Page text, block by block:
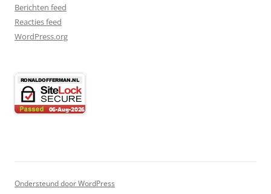
Berichten feed
Reacties feed
WordPress.org
Ondersteund door WordPress